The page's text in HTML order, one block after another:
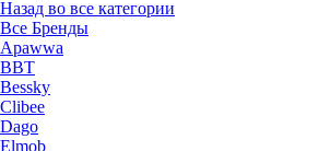
Назад во все категории
Все Бренды
Apawwa
BBT
Bessky
Clibee
Dago
Elmob